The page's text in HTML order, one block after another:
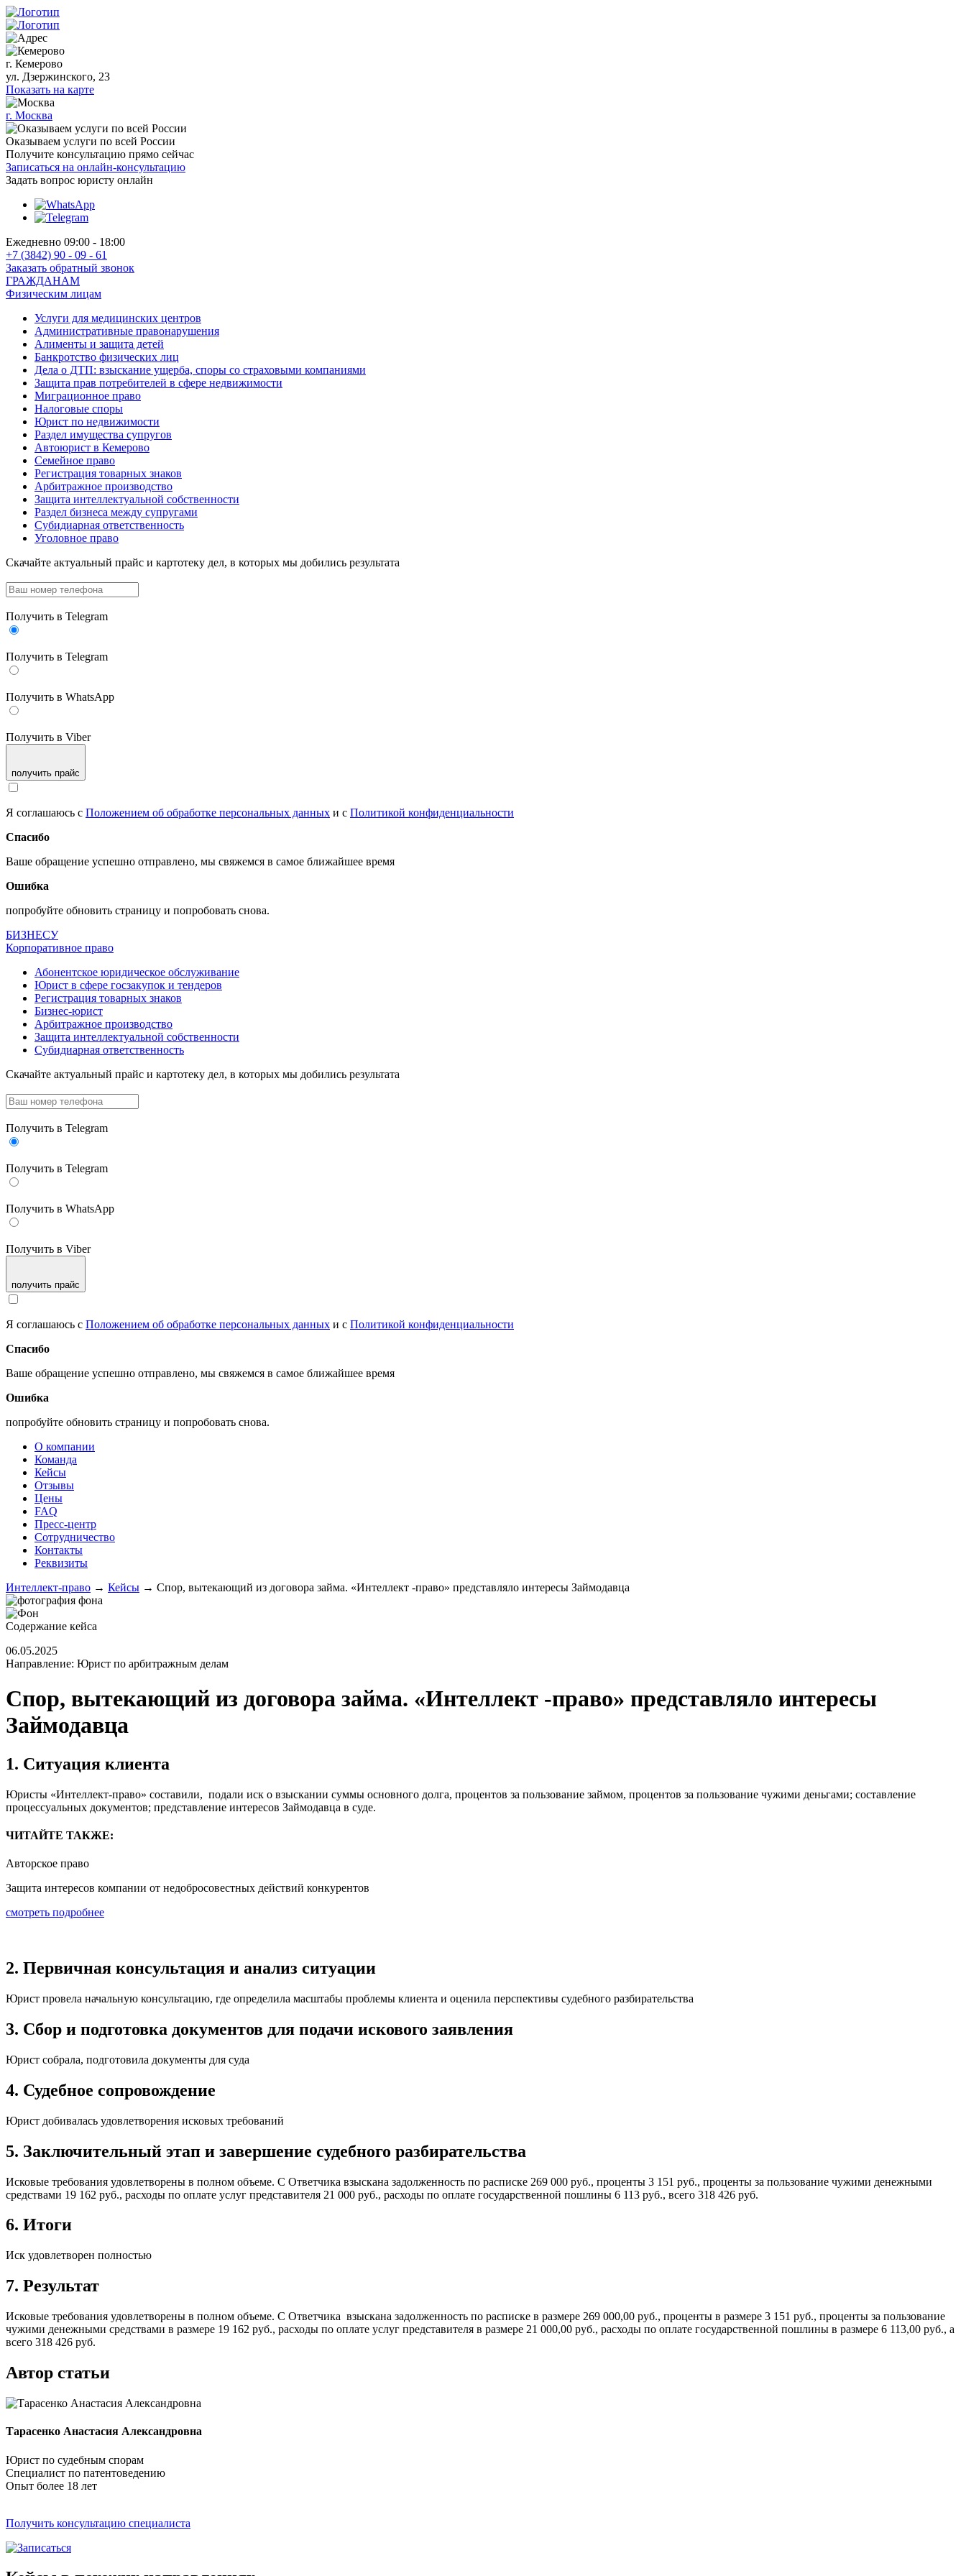
г. Кемерово
ул. Дзержинского, 23
Показать на карте
г. Москва
Оказываем услуги по всей России
Получите консультацию прямо сейчас
Записаться на онлайн-консультацию
Задать вопрос юристу онлайн
Ежедневно 09:00 - 18:00
+7 (3842) 90 - 09 - 61
Заказать обратный звонок
ГРАЖДАНАМ
Физическим лицам
Услуги для медицинских центров
Административные правонарушения
Алименты и защита детей
Банкротство физических лиц
Дела о ДТП: взыскание ущерба, споры со страховыми компаниями
Защита прав потребителей в сфере недвижимости
Миграционное право
Налоговые споры
Юрист по недвижимости
Раздел имущества супругов
Автоюрист в Кемерово
Семейное право
Регистрация товарных знаков
Арбитражное производство
Защита интеллектуальной собственности
Раздел бизнеса между супругами
Субидиарная ответственность
Уголовное право
Скачайте актуальный прайс и картотеку дел, в которых мы добились результата
Получить в Telegram
Получить в Telegram
Получить в WhatsApp
Получить в Viber
получить прайс
Я соглашаюсь с Положением об обработке персональных данных и с Политикой конфиденциальности
Спасибо
Ваше обращение успешно отправлено, мы свяжемся в самое ближайшее время
Ошибка
попробуйте обновить страницу и попробовать снова.
БИЗНЕСУ
Корпоративное право
Абонентское юридическое обслуживание
Юрист в сфере госзакупок и тендеров
Регистрация товарных знаков
Бизнес-юрист
Арбитражное производство
Защита интеллектуальной собственности
Субидиарная ответственность
Скачайте актуальный прайс и картотеку дел, в которых мы добились результата
Получить в Telegram
Получить в Telegram
Получить в WhatsApp
Получить в Viber
получить прайс
Я соглашаюсь с Положением об обработке персональных данных и с Политикой конфиденциальности
Спасибо
Ваше обращение успешно отправлено, мы свяжемся в самое ближайшее время
Ошибка
попробуйте обновить страницу и попробовать снова.
О компании
Команда
Кейсы
Отзывы
Цены
FAQ
Пресс-центр
Сотрудничество
Контакты
Реквизиты
Интеллект-право → Кейсы → Спор, вытекающий из договора займа. «Интеллект -право» представляло интересы Займодавца
Содержание кейса
06.05.2025
Направление: Юрист по арбитражным делам
Спор, вытекающий из договора займа. «Интеллект -право» представляло интересы
Займодавца
1. Ситуация клиента
Юристы «Интеллект-право» составили, подали иск о взыскании суммы основного долга, процентов за пользование займом, процентов за пользование чужими деньгами; составление
процессуальных документов; представление интересов Займодавца в суде.
ЧИТАЙТЕ ТАКЖЕ:
Авторское право
Защита интересов компании от недобросовестных действий конкурентов
смотреть подробнее
2. Первичная консультация и анализ ситуации
Юрист провела начальную консультацию, где определила масштабы проблемы клиента и оценила перспективы судебного разбирательства
3. Сбор и подготовка документов для подачи искового заявления
Юрист собрала, подготовила документы для суда
4. Судебное сопровождение
Юрист добивалась удовлетворения исковых требований
5. Заключительный этап и завершение судебного разбирательства
Исковые требования удовлетворены в полном объеме. С Ответчика взыскана задолженность по расписке 269 000 руб., проценты 3 151 руб., проценты за пользование чужими денежными
средствами 19 162 руб., расходы по оплате услуг представителя 21 000 руб., расходы по оплате государственной пошлины 6 113 руб., всего 318 426 руб.
6. Итоги
Иск удовлетворен полностью
7. Результат
Исковые требования удовлетворены в полном объеме. С Ответчика взыскана задолженность по расписке в размере 269 000,00 руб., проценты в размере 3 151 руб., проценты за пользование
чужими денежными средствами в размере 19 162 руб., расходы по оплате услуг представителя в размере 21 000,00 руб., расходы по оплате государственной пошлины в размере 6 113,00 руб., а
всего 318 426 руб.
Автор статьи
Тарасенко Анастасия Александровна
Юрист по судебным спорам
Специалист по патентоведению
Опыт более 18 лет
Получить консультацию специалиста